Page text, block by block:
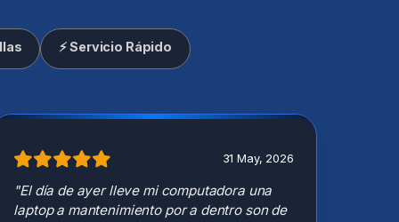
⚡ Servicio Rápido
31 May, 2026
"El día de ayer lleve mi computadora una
laptop a mantenimiento por a dentro son de